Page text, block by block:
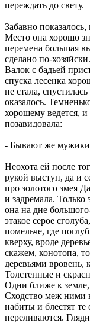
переждать до свету.
Забавно
Место она хорошо
перемена большая
сделано по-
Валок с бадьей
спуска лесенка
не стала,
оказалось.
хорошему ведется, и
позавидовала:
- Бывают же
Неохота ей после
рукой выступ, да и
про золотого змея
и задремала. Только
она на дне
этакое серое
помельче, где
кверху, вроде
скажем, конотопа,
деревьями вровень,
Толстенные и
Одни ближе к
Сходство меж ними
набиты и блестят
переливаются.